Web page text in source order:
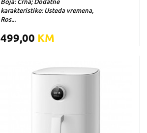
karakteristike: Usteda vremena,
Ros...
499,00 KM